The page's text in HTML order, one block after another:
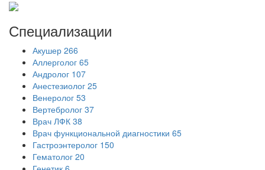
Специализации
Акушер 266
Аллерголог 65
Андролог 107
Анестезиолог 25
Венеролог 53
Вертебролог 37
Врач ЛФК 38
Врач функциональной диагностики 65
Гастроэнтеролог 150
Гематолог 20